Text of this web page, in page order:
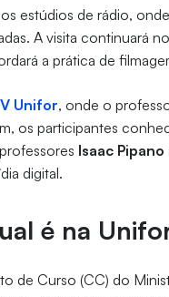
estúdios de rádio,
A visita continuará
a prática de
Unifor, onde o
os participantes
Isaac Pipano
digital.
é na
de Curso (CC) do